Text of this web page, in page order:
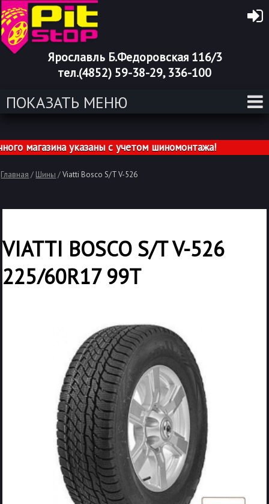
Ярославль Б.Федоровская 116/3
тел.(4852) 59-38-29, 336-100
ПОКАЗАТЬ МЕНЮ
магазина указаны с учетом шиномонтажа!
Главная / Шины / Viatti Bosco S/T V-526
VIATTI BOSCO S/T V-526
225/60R17 99T